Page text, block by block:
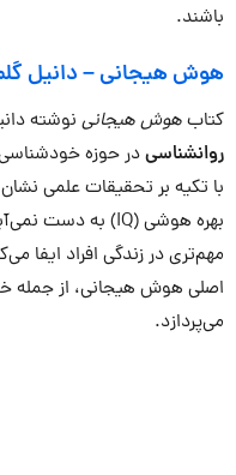
باشند.
هوش هیجانی–دانیل
کتابهوش هیجانی نوشته
روانشناسیدر حوزه
با تکیه بر تحقیقات علمی
مهم‌تری در زندگی افراد ایفا
اصلی هوش هیجانی، از جمله
می‌پردازد.